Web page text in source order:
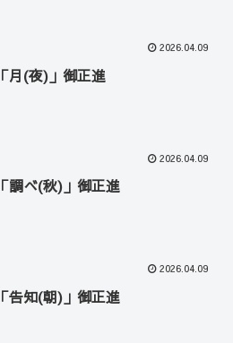
2026.04.09
「月(夜)」御正進
2026.04.09
「調べ(秋)」御正進
2026.04.09
「告知(朝)」御正進